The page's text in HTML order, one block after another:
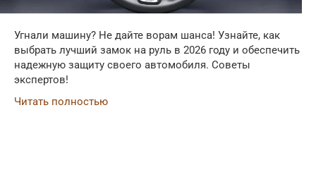
Угнали машину? Не дайте ворам шанса! Узнайте, как
выбрать лучший замок на руль в 2026 году и обеспечить
надежную защиту своего автомобиля. Советы
экспертов!
Читать полностью